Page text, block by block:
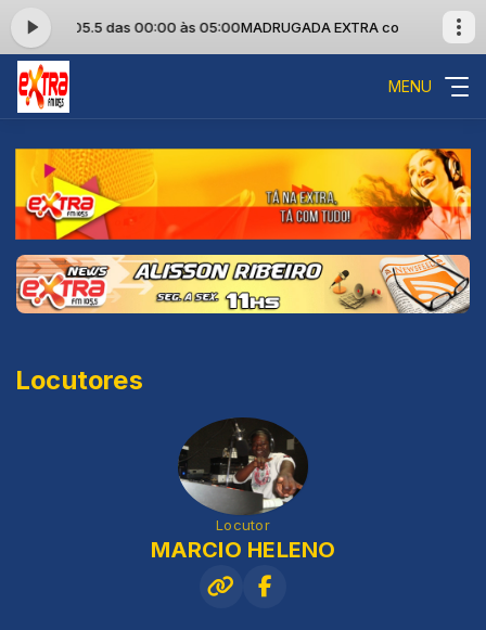
FM 105.5 das 00:00 às 05:00MADRUGADA EXTRA com EXTRA
MENU
Locutores
Locutor
MARCIO HELENO